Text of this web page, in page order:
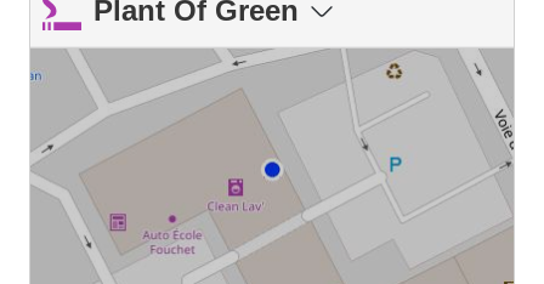
Plant Of Green